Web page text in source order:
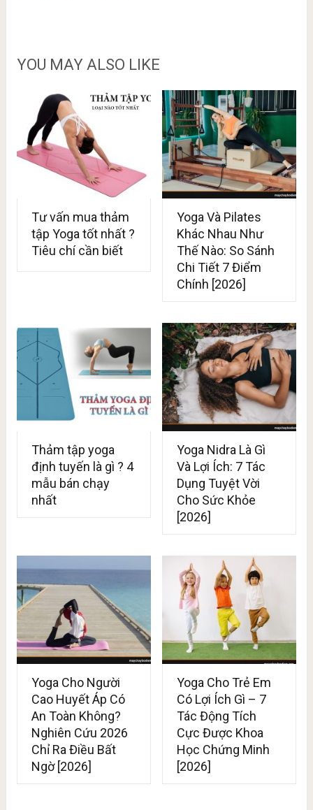
YOU MAY ALSO LIKE
Tư vấn mua thảm
tập Yoga tốt nhất ?
Tiêu chí cần biết
Yoga Và Pilates
Khác Nhau Như
Thế Nào: So Sánh
Chi Tiết 7 Điểm
Chính [2026]
Thảm tập yoga
định tuyến là gì ? 4
mẫu bán chạy
nhất
Yoga Nidra Là Gì
Và Lợi Ích: 7 Tác
Dụng Tuyệt Vời
Cho Sức Khỏe
[2026]
Yoga Cho Người
Cao Huyết Áp Có
An Toàn Không?
Nghiên Cứu 2026
Chỉ Ra Điều Bất
Ngờ [2026]
Yoga Cho Trẻ Em
Có Lợi Ích Gì – 7
Tác Động Tích
Cực Được Khoa
Học Chứng Minh
[2026]